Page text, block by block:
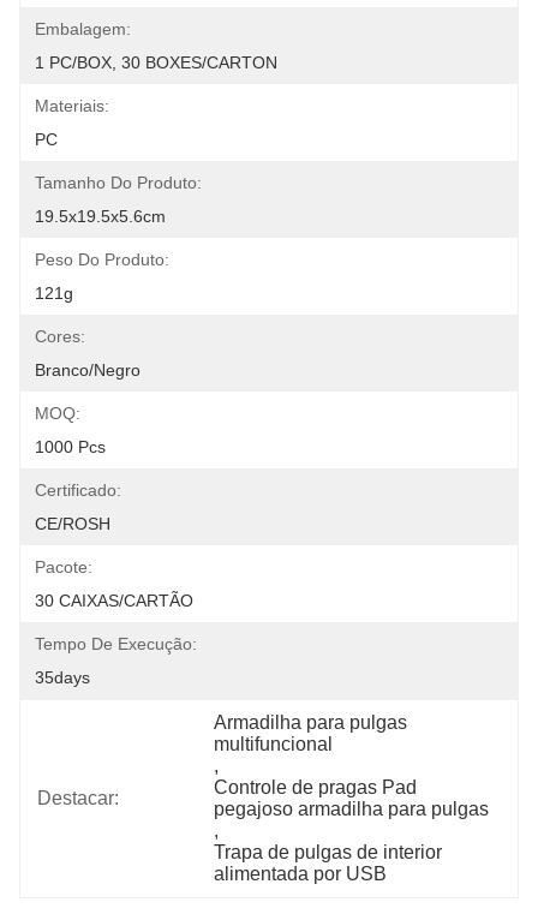
Embalagem:
1 PC/BOX, 30 BOXES/CARTON
Materiais:
PC
Tamanho Do Produto:
19.5x19.5x5.6cm
Peso Do Produto:
121g
Cores:
Branco/Negro
MOQ:
1000 Pcs
Certificado:
CE/ROSH
Pacote:
30 CAIXAS/CARTÃO
Tempo De Execução:
35days
Destacar:
Armadilha para pulgas
multifuncional
,
Controle de pragas Pad
pegajoso armadilha para pulgas
,
Trapa de pulgas de interior
alimentada por USB